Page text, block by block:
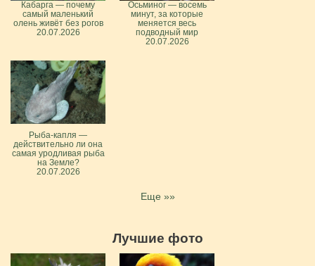
Кабарга — почему
самый маленький
олень живёт без рогов
20.07.2026
Осьминог — восемь
минут, за которые
меняется весь
подводный мир
20.07.2026
Рыба-капля —
действительно ли она
самая уродливая рыба
на Земле?
20.07.2026
Еще »»
Лучшие фото